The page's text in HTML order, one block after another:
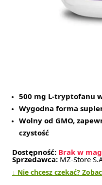
500 mg L-tryptofanu
Wygodna forma
Wolny od GMO,
czystość
Dostępność: Brak w
Sprzedawca: MZ-Store
↓ Nie chcesz czekać?